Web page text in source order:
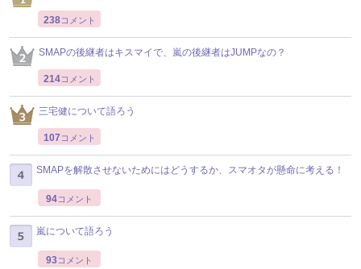
238コメント
SMAPの後継者はキスマイで、嵐の後継者はJUMPなの？
214コメント
三宅健について語ろう
107 コメント
SMAPを解散させないためにはどうするか、スマオタが懸命に考える！
94コメント
嵐について語ろう
93コメント